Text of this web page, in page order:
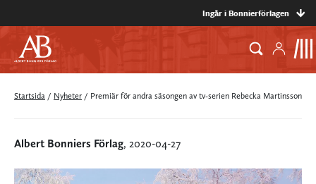
Ingår i Bonnierförlagen
Startsida / Nyheter / Premiär för andra säsongen av tv-serien Rebecka Martinsson
Albert Bonniers Förlag, 2020-04-27